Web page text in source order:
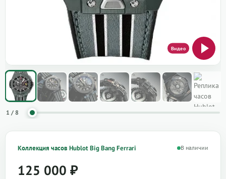
1 / 8
Коллекция часов Hublot Big Bang Ferrari В наличии
125 000 ₽